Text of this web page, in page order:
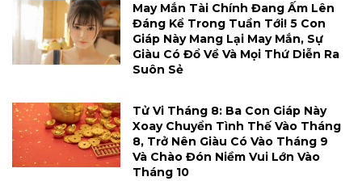
May Mắn Tài Chính Đang Ấm Lên
Đáng Kể Trong Tuần Tới! 5 Con
Giáp Này Mang Lại May Mắn, Sự
Giàu Có Đổ Về Và Mọi Thứ Diễn Ra
Suôn Sẻ
Tử Vi Tháng 8: Ba Con Giáp Này
Xoay Chuyển Tình Thế Vào Tháng
8, Trở Nên Giàu Có Vào Tháng 9
Và Chào Đón Niềm Vui Lớn Vào
Tháng 10